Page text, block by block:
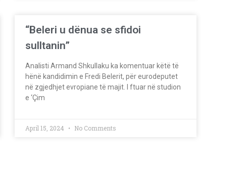
“Beleri u dënua se sfidoi
sulltanin”
Analisti Armand Shkullaku ka komentuar këtë të
hënë kandidimin e Fredi Belerit, për eurodeputet
në zgjedhjet evropiane të majit. I ftuar në studion
e ‘Çim
April 15, 2024 No Comments